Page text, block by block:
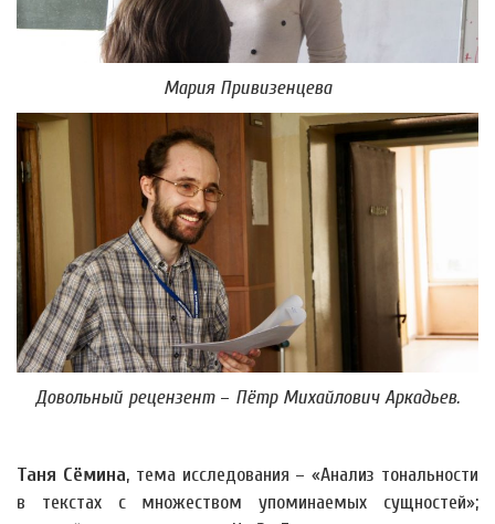
Мария Привизенцева
Довольный рецензент – Пётр Михайлович Аркадьев.
Таня Сёмина, тема исследования – «Анализ тональности
в текстах с множеством упоминаемых сущностей»;